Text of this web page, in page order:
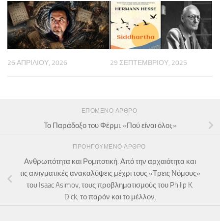
26 ΑΠΡΙΛΊΟΥ, 2026 29 ΣΕΠΤΕΜΒΡΊΟΥ, 2025
ΕΠΌΜΕΝΟ ΆΡΘΡΟ
Το Παράδοξο του Φέρμι. «Πού είναι όλοι;»
ΠΡΟΗΓΟΎΜΕΝΟ ΆΡΘΡΟ
Ανθρωπότητα και Ρομποτική. Από την αρχαιότητα και
τις αινιγματικές ανακαλύψεις μέχρι τους «Τρεις Νόμους»
του Isaac Asimov, τους προβληματισμούς του Philip K.
Dick, το παρόν και το μέλλον.